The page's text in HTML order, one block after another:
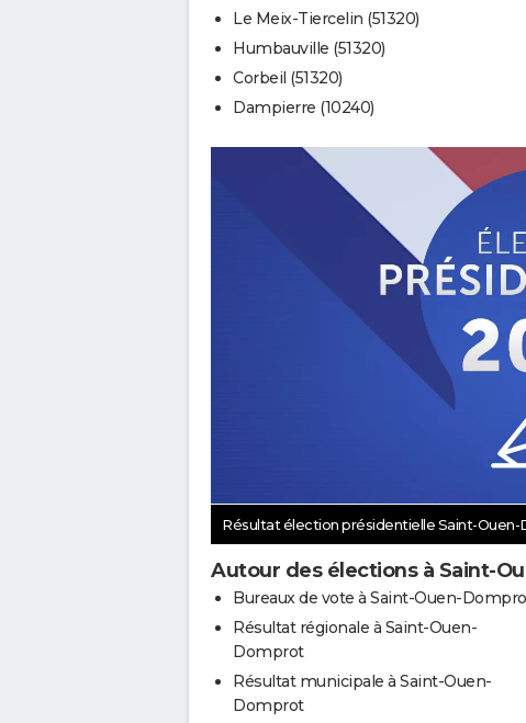
Le Meix-Tiercelin (51320)
Humbauville (51320)
Corbeil (51320)
Dampierre (10240)
Résultat élection présidentielle Saint-
Autour des élections à Saint-
Bureaux de vote à Saint-Ouen-
Résultat régionale à Saint-Ouen-
Domprot
Résultat municipale à Saint-Ouen-
Domprot